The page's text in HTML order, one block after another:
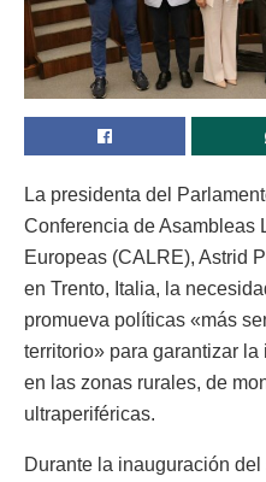
La presidenta del
Conferencia de Asambleas
Europeas (CALRE), Astrid
en Trento, Italia, la
promueva políticas «más
territorio» para garantizar
en las zonas rurales, de
ultraperiféricas.
Durante la inauguración